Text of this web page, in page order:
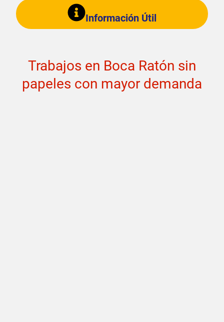
Información Útil
Trabajos en Boca Ratón sin
papeles con mayor demanda